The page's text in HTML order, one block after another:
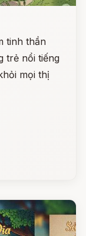
tinh thần
trẻ nổi tiếng
mọi thị